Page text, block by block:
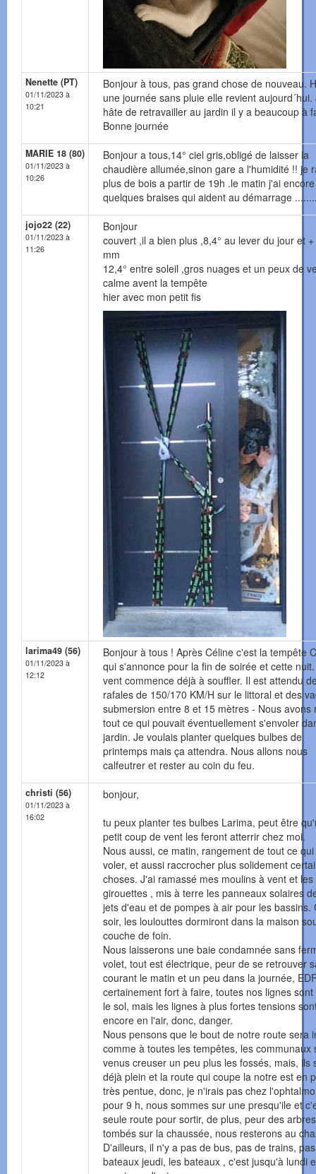
Nenette (PT)
01/11/2023 à
10:21
Bonjour à tous, pas grand chose de nouveau.
une journée sans pluie elle revient aujourd´hui.
hâte de retravailler au jardin il y a beaucoup à
Bonne journée
MARIE 18 (80)
01/11/2023 à
10:26
Bonjour a tous,14° ciel gris,obligé de laisser la
chaudière allumée,sinon gare a l'humidité !! je
plus de bois a partir de 19h .le matin j'ai encore
quelques braises qui aident au démarrage
jojo22 (22)
01/11/2023 à
11:26
Bonjour
couvert ,il a bien plus ,8,4° au lever du jour et
mm
12,4° entre soleil ,gros nuages et un peux de
calme avent la tempête
hier avec mon petit fis
larima49 (56)
01/11/2023 à
12:12
Bonjour à tous ! Après Céline c'est la tempête
qui s'annonce pour la fin de soirée et cette
vent commence déjà à souffler. Il est attendu
rafales de 150/170 KM/H sur le littoral et des
submersion entre 8 et 15 mètres - Nous avons
tout ce qui pouvait éventuellement s'envoler
jardin. Je voulais planter quelques bulbes de
printemps mais ça attendra. Nous allons nous
calfeutrer et rester au coin du feu.
christi (56)
01/11/2023 à
16:02
bonjour,
tu peux planter tes bulbes Larima, peut être
petit coup de vent les feront atterrir chez moi.
Nous aussi, ce matin, rangement de tout ce
voler, et aussi raccrocher plus solidement
choses. J'ai ramassé mes moulins à vent et les
girouettes , mis à terre les panneaux solaires
jets d'eau et de pompes à air pour les bassins.
soir, les loulouttes dormiront dans la maison
couche de foin.
Nous laisserons une baie condamnée sans
volet, tout est électrique, peur de se retrouver
courant le matin et un peu dans la journée,
certainement fort à faire, toutes nos lignes sont
le sol, mais les lignes à plus fortes tensions
encore en l'air, donc, danger.
Nous pensons que le bout de notre route sera
comme à toutes les tempêtes, les communaux
venus creuser un peu plus les fossés, mais, ils
déjà plein et la route qui coupe la notre est en
très pentue, donc, je n'irais pas chez
pour 9 h, nous sommes sur une presqu'ile et
seule route pour sortir, de plus, peur des arbres
tombés sur la chaussée, nous resterons au
D'ailleurs, il n'y a pas de bus, pas de trains,
bateaux jeudi, les bateaux , c'est jusqu'à lundi